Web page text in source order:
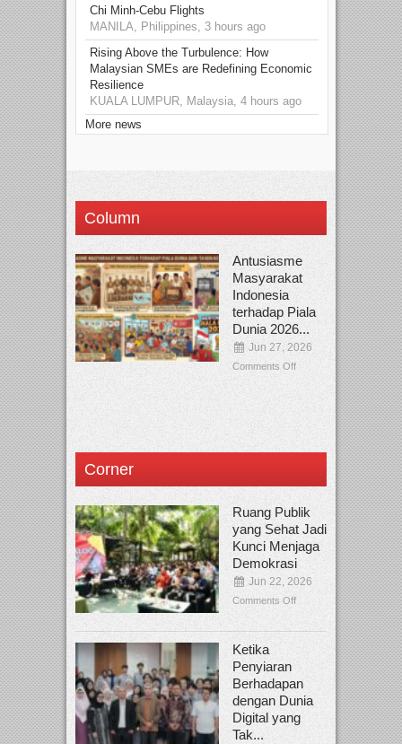
Chi Minh-Cebu Flights
MANILA, Philippines, 3 hours ago
Rising Above the Turbulence: How
Malaysian SMEs are Redefining Economic
Resilience
KUALA LUMPUR, Malaysia, 4 hours ago
More news
Column
Antusiasme
Masyarakat
Indonesia
terhadap Piala
Dunia 2026...
Jun 27, 2026
Comments Off
Corner
Ruang Publik
yang Sehat Jadi
Kunci Menjaga
Demokrasi
Jun 22, 2026
Comments Off
Ketika
Penyiaran
Berhadapan
dengan Dunia
Digital yang
Tak...